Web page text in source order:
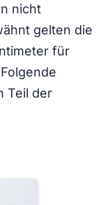
nicht
gelten die
für
Teil der